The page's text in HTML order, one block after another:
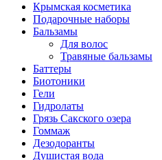
Крымская косметика
Подарочные наборы
Бальзамы
Для волос
Травяные бальзамы
Баттеры
Биотоники
Гели
Гидролаты
Грязь Сакского озера
Гоммаж
Дезодоранты
Душистая вода